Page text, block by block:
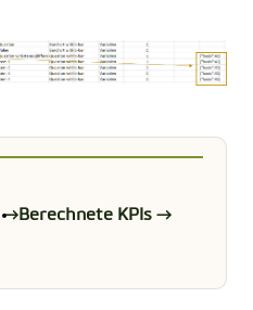
→Berechnete KPIs →